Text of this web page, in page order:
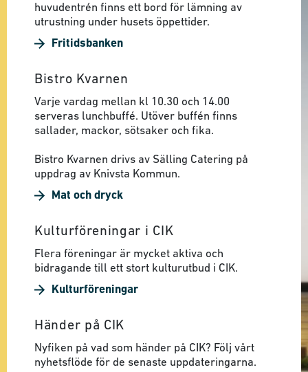
huvudentrén finns ett bord för lämning av
utrustning under husets öppettider.
Fritidsbanken
Bistro Kvarnen
Varje vardag mellan kl 10.30 och 14.00
serveras lunchbuffé. Utöver buffén finns
sallader, mackor, sötsaker och fika.
Bistro Kvarnen drivs av Sälling Catering på
uppdrag av Knivsta Kommun.
Mat och dryck
Kulturföreningar i CIK
Flera föreningar är mycket aktiva och
bidragande till ett stort kulturutbud i CIK.
Kulturföreningar
Händer på CIK
Nyfiken på vad som händer på CIK? Följ vårt
nyhetsflöde för de senaste uppdateringarna.